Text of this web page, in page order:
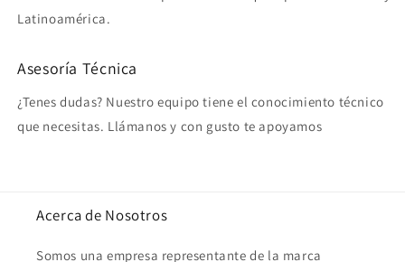
Latinoamérica.
Asesoría Técnica
¿Tenes dudas? Nuestro equipo tiene el conocimiento técnico
que necesitas. Llámanos y con gusto te apoyamos
Acerca de Nosotros
Somos una empresa representante de la marca